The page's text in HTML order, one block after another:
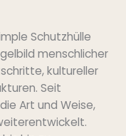
Schutzhülle
menschlicher
kultureller
Seit
Art und Weise,